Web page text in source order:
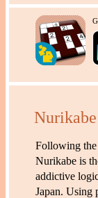
Following
Nurikabe is
addictive
Japan. Using